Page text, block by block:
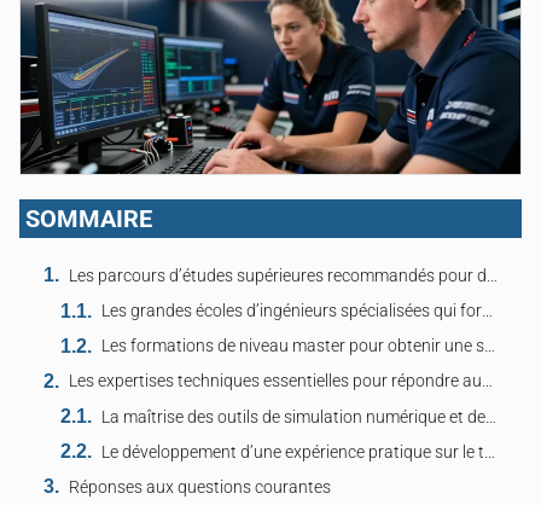
SOMMAIRE
Les parcours d’études supérieures recommandés pour devenir ingénieur de piste
Les grandes écoles d’ingénieurs spécialisées qui forment les futurs experts du paddock
Les formations de niveau master pour obtenir une spécialisation technique de pointe
Les expertises techniques essentielles pour répondre aux exigences de la compétition
La maîtrise des outils de simulation numérique et de l’exploitation des données
Le développement d’une expérience pratique sur le terrain lors des stages en compétition
Réponses aux questions courantes